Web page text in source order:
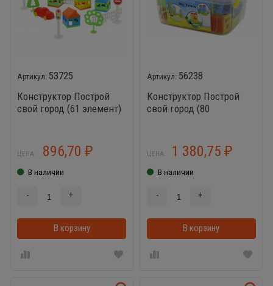
53725
Конструктор Построй
свой город (61 элемент)
ЦЕНА: 896,70 ₽
В наличии
- +
В корзину
56238
Конструктор Построй
свой город (80
ЦЕНА: 1 380,75₽
В наличии
- +
В корзину